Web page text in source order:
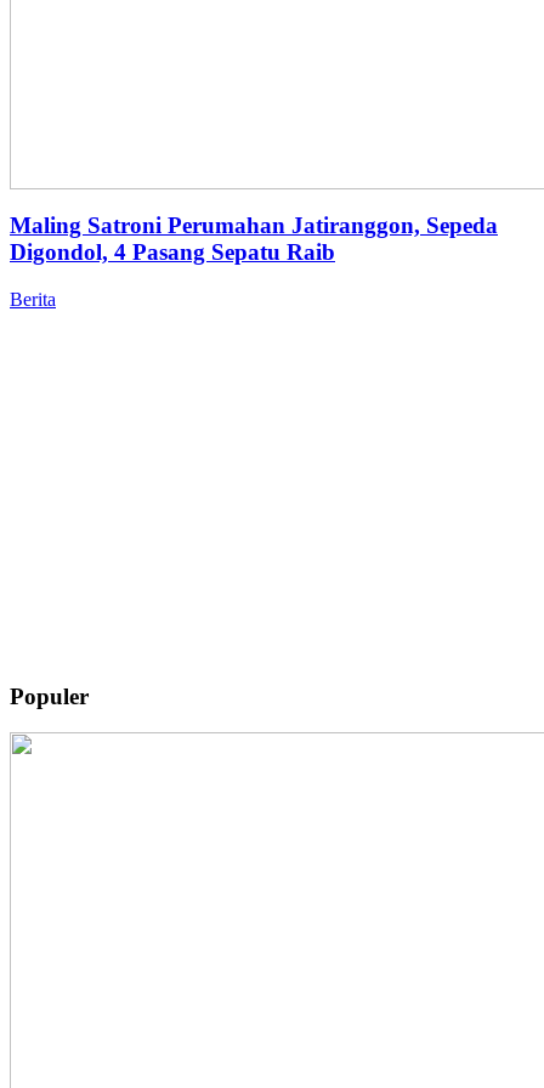
Maling Satroni Perumahan Jatiranggon, Sepeda
Digondol, 4 Pasang Sepatu Raib
Berita
Populer